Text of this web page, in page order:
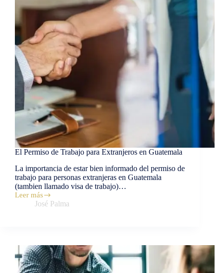
El Permiso de Trabajo para Extranjeros en Guatemala
La importancia de estar bien informado del permiso de
trabajo para personas extranjeras en Guatemala
(tambien llamado visa de trabajo)…
Leer más
José Palma